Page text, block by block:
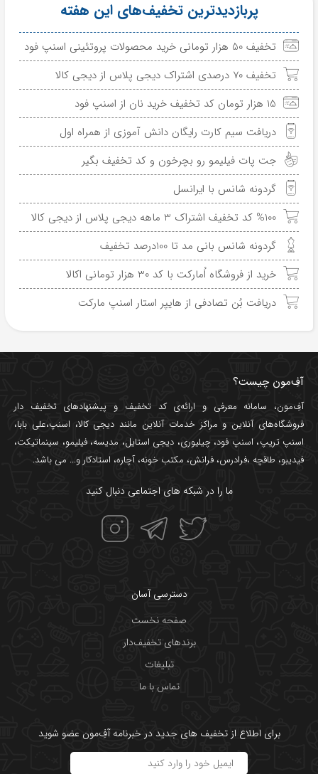
پربازدیدترین تخفیف‌های این هفته
تخفیف 50 هزار تومانی خرید محصولات پروتئینی اسنپ فود
تخفیف 70 درصدی اشتراک دیجی پلاس از دیجی کالا
15 هزار تومان کد تخفیف خرید نان از اسنپ فود
دریافت سیم کارت رایگان دانش آموزی از همراه اول
جت پات فیلیمو رو بچرخون و کد تخفیف بگیر
گردونه شانس با ایرانسل
%100 کد تخفیف اشتراک 3 ماهه دیجی پلاس از دیجی کالا
گردونه شانس بانی مد تا 100درصد تخفیف
خرید از فروشگاه اُمارکت با کد 30 هزار تومانی اکالا
دریافت بُن تصادفی از هایپر استار اسنپ مارکت
آفِ‌مون چیست؟
آفِ‌مون، سامانه معرفی و ارائه‌یکد تخفیف و پیشنهادهای تخفیف دار
فروشگاه‌های آنلاین و مراکز خدمات آنلاین مانند دیجی کالا، اسنپ،علی بابا،
اسنپ تریپ، اسنپ فود،چیلیوری، دیجی استایل، مدیسه،فیلیمو، سینماتیکت،
فیدیبو، طاقچه ،فرادرس، فرانش، مکتب خونه،آچاره، استادکار و... می باشد.
ما را در شبکه های اجتماعی دنبال کنید
دسترسی آسان
صفحه نخست
برندهای تخفیف‌دار
تبلیغات
تماس با ما
برای اطلاع از تخفیف های جدید در خبرنامه آفِ‌مون عضو شوید